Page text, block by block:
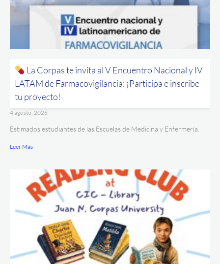
La Corpas te invita al V Encuentro Nacional y IV
LATAM de Farmacovigilancia: ¡Participa e inscribe
tu proyecto!
4 agosto, 2026
Estimados estudiantes de las Escuelas de Medicina y Enfermería.
Leer Más